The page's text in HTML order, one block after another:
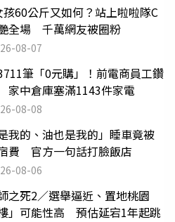
60公斤又如何？站上啦啦隊C
全場 千萬網友被圈粉
08-07
筆「0元購」！前電商員工鑽
中倉庫塞滿1143件家電
08-08
是我的、油也是我的」睡車竟被
費 官方一句話打臉飯店
08-06
之死2／選舉逼近、置地桃園
樓」可能性高 預估延宕1年起跳